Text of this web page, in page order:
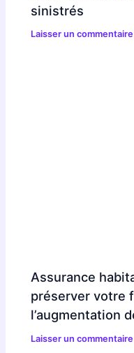
sinistrés
Laisser un commentaire
Assurance
préserver votre
l’augmentation
Laisser un commentaire